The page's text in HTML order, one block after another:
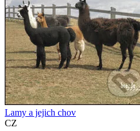
Lamy a jejich chov
CZ